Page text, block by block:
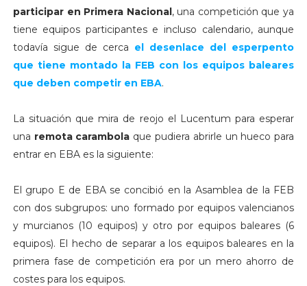
participar en Primera Nacional, una competición que ya
tiene equipos participantes e incluso calendario, aunque
todavía sigue de cerca el desenlace del esperpento
que tiene montado la FEB con los equipos baleares
que deben competir en EBA.
La situación que mira de reojo el Lucentum para esperar
una remota carambola que pudiera abrirle un hueco para
entrar en EBA es la siguiente:
El grupo E de EBA se concibió en la Asamblea de la FEB
con dos subgrupos: uno formado por equipos valencianos
y murcianos (10 equipos) y otro por equipos baleares (6
equipos). El hecho de separar a los equipos baleares en la
primera fase de competición era por un mero ahorro de
costes para los equipos.